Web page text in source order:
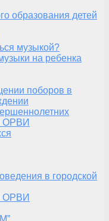
образования детей
музыкой?
на ребенка
поборов в
ОРВИ
в городской
ОРВИ